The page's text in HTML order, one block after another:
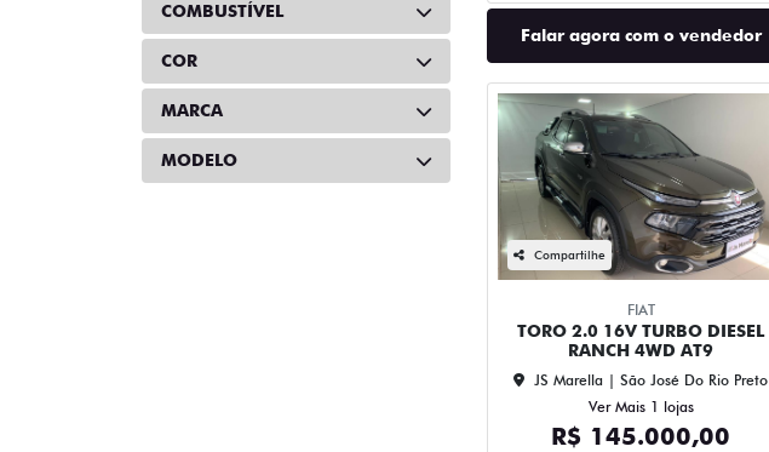
COMBUSTÍVEL
COR
MARCA
MODELO
Falar agora com o vendedor
Compartilhe
FIAT
TORO 2.0 16V TURBO DIESEL
RANCH 4WD AT9
JS Marella | São José Do Rio Preto
Ver Mais 1 lojas
R$ 145.000,00